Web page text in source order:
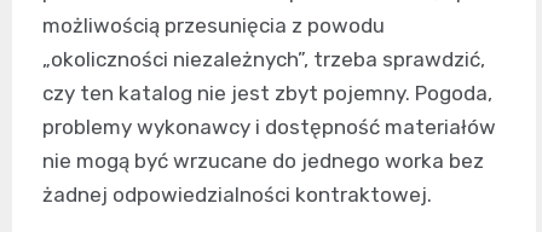
możliwością przesunięcia z powodu
„okoliczności niezależnych”, trzeba sprawdzić,
czy ten katalog nie jest zbyt pojemny. Pogoda,
problemy wykonawcy i dostępność materiałów
nie mogą być wrzucane do jednego worka bez
żadnej odpowiedzialności kontraktowej.